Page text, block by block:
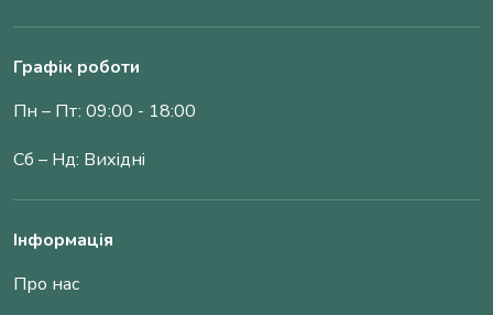
Графік роботи
Пн – Пт: 09:00 - 18:00
Сб – Нд: Вихідні
Інформація
Про нас